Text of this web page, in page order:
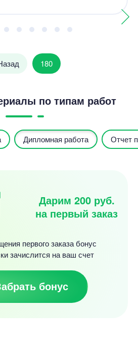
180
по типам работ
Дипломная работа Отчет
Дарим 200 руб.
на первый заказ
первого заказа бонус
зачислится на ваш счет
бонус